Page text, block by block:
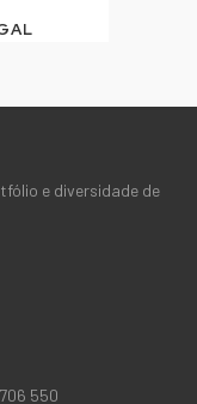
e diversidade de
550